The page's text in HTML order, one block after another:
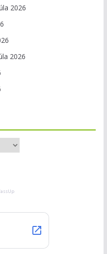
2026
2026